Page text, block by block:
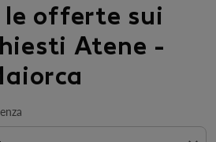
offerte sui
Atene -